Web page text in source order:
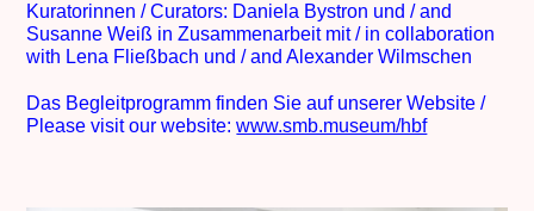
Kuratorinnen / Curators: Daniela Bystron und / and
Susanne Weiß in Zusammenarbeit mit / in collaboration
with Lena Fließbach und / and Alexander Wilmschen
Das Begleitprogramm finden Sie auf unserer Website /
Please visit our website:www.smb.museum/hbf